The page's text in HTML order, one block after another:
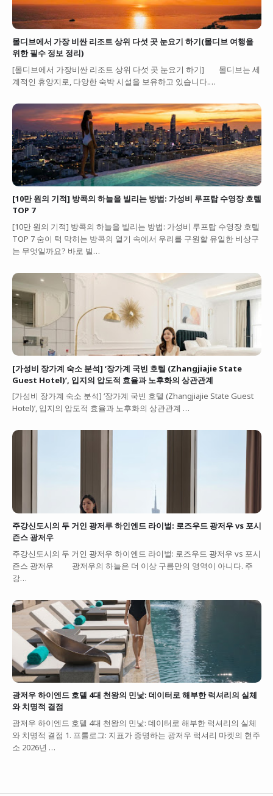
몰디브에서 가장 비싼 리조트 상위 다섯 곳 눈요기 하기(몰디브 여행을
위한 필수 정보 정리)
[몰디브에서 가장비싼 리조트 상위 다섯 곳 눈요기 하기] 몰디브는 세
계적인 휴양지로, 다양한 숙박 시설을 보유하고 있습니다.…
[10만 원의 기적] 방콕의 하늘을 빌리는 방법: 가성비 루프탑 수영장 호텔
TOP 7
[10만 원의 기적] 방콕의 하늘을 빌리는 방법: 가성비 루프탑 수영장 호텔
TOP 7 숨이 턱 막히는 방콕의 열기 속에서 우리를 구원할 유일한 비상구
는 무엇일까요? 바로 빌…
[가성비 장가계 숙소 분석] ‘장가계 국빈 호텔 (Zhangjiajie State
Guest Hotel)’, 입지의 압도적 효율과 노후화의 상관관계
[가성비 장가계 숙소 분석] ‘장가계 국빈 호텔 (Zhangjiajie State Guest
Hotel)’, 입지의 압도적 효율과 노후화의 상관관계 …
주강신도시의 두 거인 광저루 하인엔드 라이벌: 로즈우드 광저우 vs 포시
즌스 광저우
주강신도시의 두 거인 광저우 하이엔드 라이벌: 로즈우드 광저우 vs 포시
즌스 광저우 광저우의 하늘은 더 이상 구름만의 영역이 아니다. 주
강…
광저우 하이엔드 호텔 4대 천왕의 민낯: 데이터로 해부한 럭셔리의 실체
와 치명적 결점
광저우 하이엔드 호텔 4대 천왕의 민낯: 데이터로 해부한 럭셔리의 실체
와 치명적 결점 1. 프롤로그: 지표가 증명하는 광저우 럭셔리 마켓의 현주
소 2026년 …